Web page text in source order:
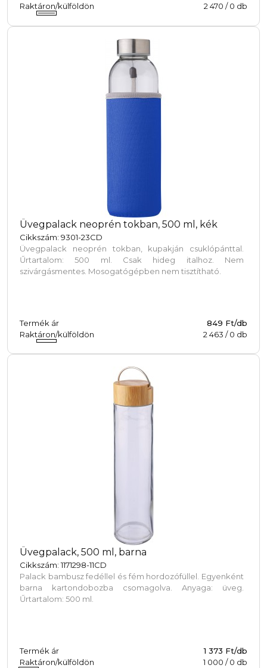
Raktáron/külföldön
2 470 /0 db
Üvegpalack neoprén tokban, 500 ml, kék
Cikkszám: 9301-23CD
Üvegpalack neoprén tokban, kupakján csuklópánttal.
Űrtartalom: 500 ml. Csak hideg italhoz. Nem
szivárgásmentes. Mosogatógépben nem tisztítható.
Termék ár
849 Ft/db
Raktáron/külföldön
2 463 /0 db
Üvegpalack, 500 ml, barna
Cikkszám: 1171298-11CD
Palack bambusz fedéllel és fém hordozófüllel. Egyenként
barna kartondobozba csomagolva. Anyaga: üveg.
Űrtartalom: 500 ml.
Termék ár
1 373 Ft/db
Raktáron/külföldön
1 000 /0 db